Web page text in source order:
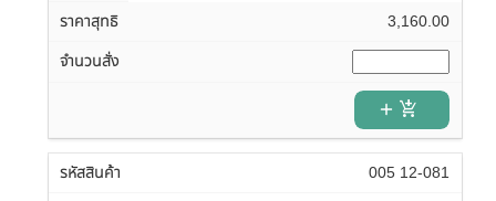
3,160.00
add_shopping_cart
005 12-081